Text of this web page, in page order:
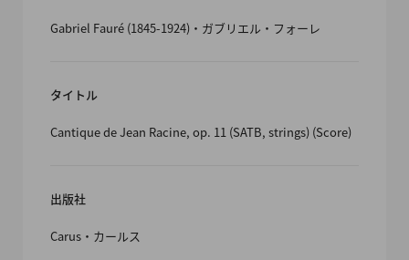
Gabriel Fauré (1845-1924)・ガブリエル・フォーレ
タイトル
Cantique de Jean Racine, op. 11 (SATB, strings) (Score)
出版社
Carus・カールス